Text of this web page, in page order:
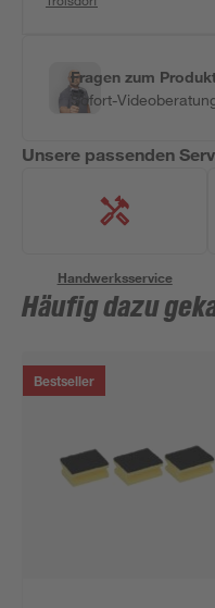
Fragen zum
Sofort-
Unsere passenden
Handwerksservice
Häufig dazu
Bestseller